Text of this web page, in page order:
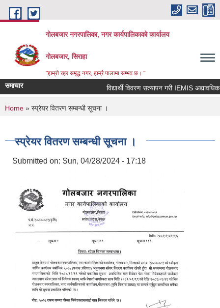
Skip to main content
गोलबजार नगरपालिका, नगर कार्यपालिकाको कार्यालय
गोलबजार, सिराहा
"हाम्रो रहर समृद्ध नगर, हाम्रै पालामा सम्भव छ। "
समाचार विद्यार्थी विवरण सत्यापन गरी IEMIS अद्यावधिक
You are here
Home » स्प्रेयर वितरण सम्बन्धी सूचना ।
स्प्रेयर वितरण सम्बन्धी सूचना ।
Submitted on: Sun, 04/28/2024 - 17:18